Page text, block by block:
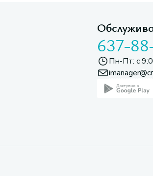
637-
Пн-Пт: с